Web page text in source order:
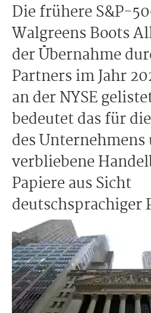
Die frühere S&P-
Walgreens Boots
der Übernahme
Partners im Jahr
an der NYSE
bedeutet das für
des Unternehmens
verbliebene
Papiere aus Sicht
deutschsprachiger